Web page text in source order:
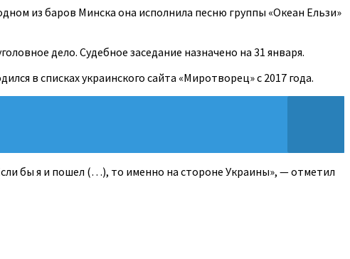
из баров Минска она исполнила песню группы «Океан Ельзи»
дело. Судебное заседание назначено на 31 января.
в списках украинского сайта «Миротворец» с 2017 года.
бы я и пошел (…), то именно на стороне Украины», — отметил